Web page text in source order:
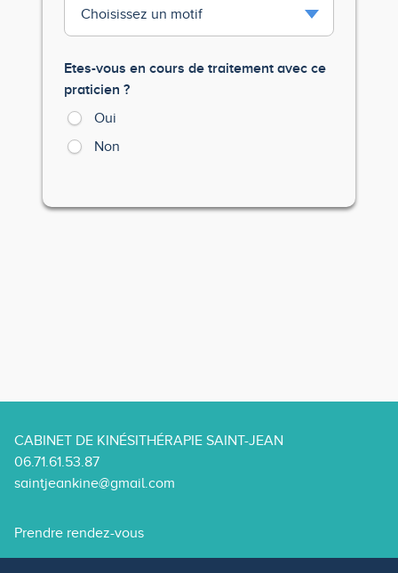
Etes-vous en cours de traitement avec ce
praticien ?
Oui
Non
CABINET DE KINÉSITHÉRAPIE SAINT-JEAN
06.71.61.53.87
saintjeankine@gmail.com
Prendre rendez-vous